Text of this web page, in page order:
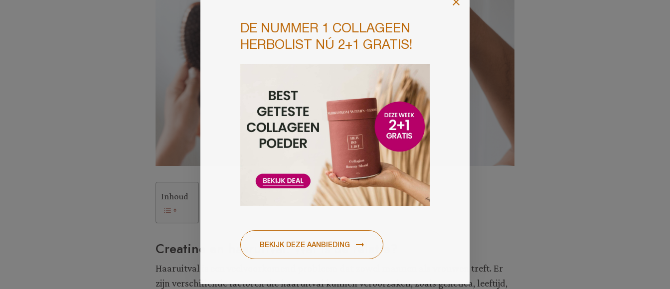
Inhoud
Creatine en haaruitval: Wat is de relatie?
Haaruitval is een veelvoorkomend probleem dat zowel mannen als vrouwen treft. Er
zijn verschillende factoren die haaruitval kunnen veroorzaken, zoals genetica, leeftijd,